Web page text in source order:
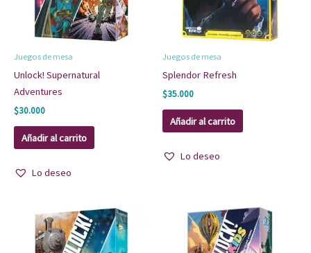
Juegos de mesa
Unlock! Supernatural
Adventures
$30.000
Añadir al carrito
Lo deseo
Juegos de mesa
Splendor Refresh
$35.000
Añadir al carrito
Lo deseo